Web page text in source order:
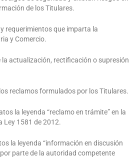
de los Titulares.
requerimientos que imparta la
y Comercio.
actualización, rectificación o supresión
reclamos formulados por los Titulares.
la leyenda “reclamo en trámite” en la
Ley 1581 de 2012.
la leyenda “información en discusión
parte de la autoridad competente